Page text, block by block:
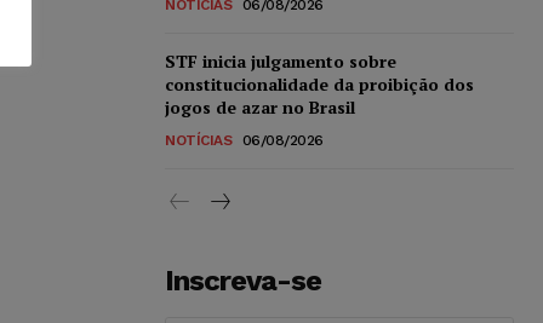
NOTÍCIAS 06/08/2026
STF inicia julgamento sobre
constitucionalidade da proibição dos
jogos de azar no Brasil
NOTÍCIAS 06/08/2026
Inscreva-se